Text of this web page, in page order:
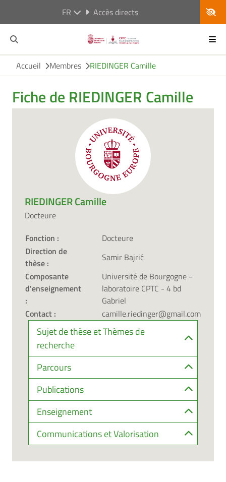
FR Accès directs
Accueil Membres RIEDINGER Camille
Fiche de RIEDINGER Camille
RIEDINGER Camille
Docteure
Fonction :
Docteure
Direction de
thèse :
Samir Bajrić
Composante
d'enseignement
:
Université de Bourgogne -
laboratoire CPTC - 4 bd
Gabriel
Contact :
camille.riedinger@gmail.com
Sujet de thèse et Thèmes de
recherche
Parcours
Publications
Enseignement
Communications et Valorisation